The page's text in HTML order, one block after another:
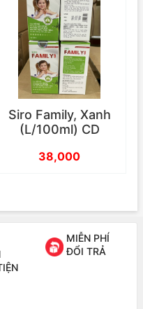
Siro Family, Xanh
(L/100ml) CD
38,000
MIỄN PHÍ
ĐỔI TRẢ